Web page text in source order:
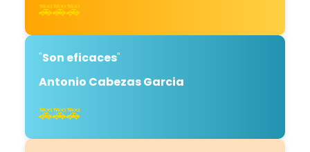
🚕🚕🚕
"Son eficaces"
Antonio Cabezas Garcia
🚕🚕🚕